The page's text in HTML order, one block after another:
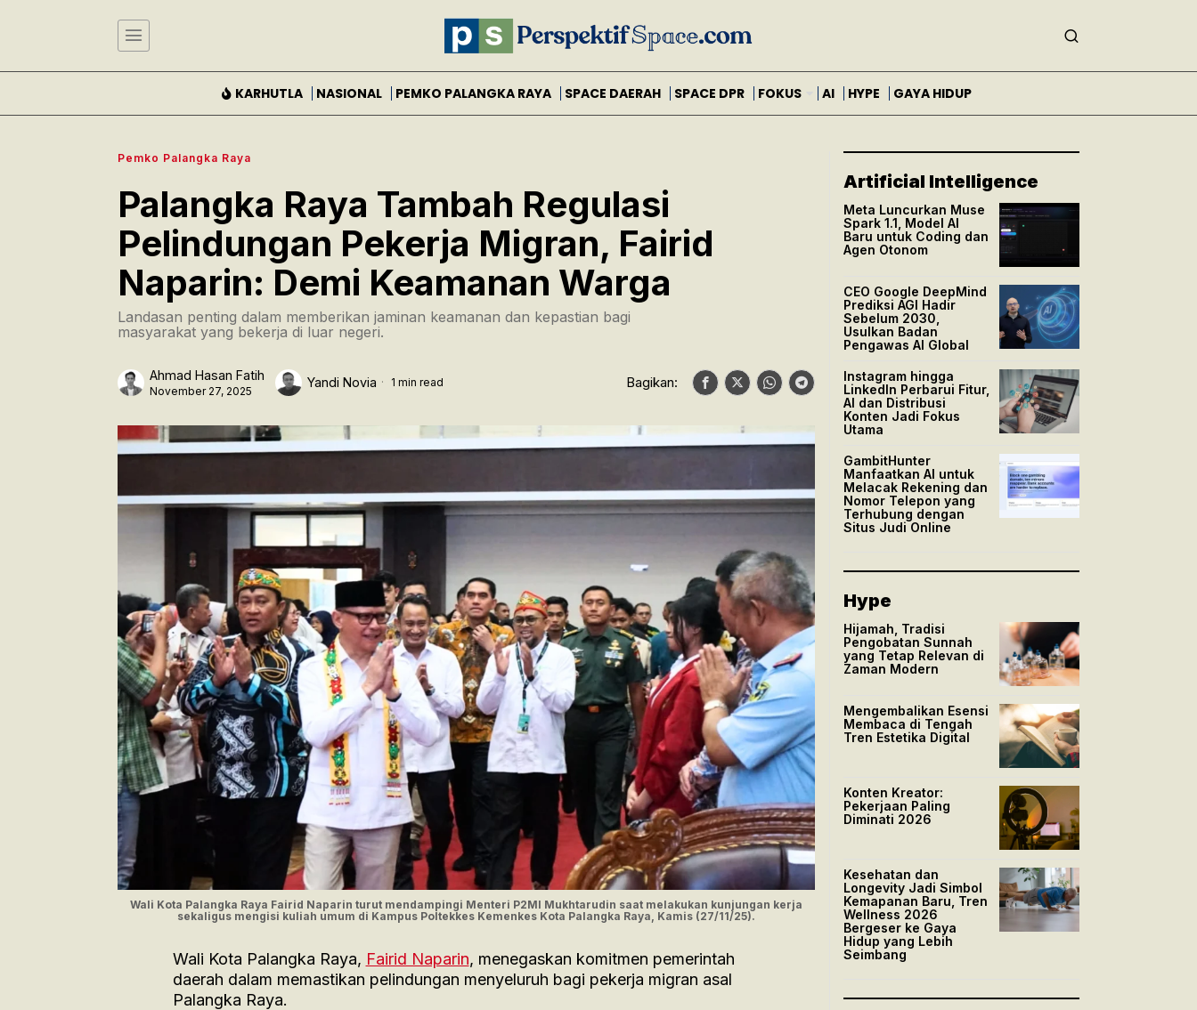
KARHUTLA NASIONAL PEMKO PALANGKA RAYA SPACE DAERAH SPACE DPR FOKUS AI HYPE GAYA HIDUP
Pemko Palangka Raya
Palangka Raya Tambah Regulasi
Pelindungan Pekerja Migran, Fairid
Naparin: Demi Keamanan Warga
Landasan penting dalam memberikan jaminan keamanan dan kepastian bagi
masyarakat yang bekerja di luar negeri.
Ahmad Hasan Fatih
November 27, 2025
Yandi Novia 1 min read Bagikan:
Wali Kota Palangka Raya Fairid Naparin turut mendampingi Menteri P2MI Mukhtarudin saat melakukan kunjungan kerja
sekaligus mengisi kuliah umum di Kampus Poltekkes Kemenkes Kota Palangka Raya, Kamis (27/11/25).
Wali Kota Palangka Raya, Fairid Naparin, menegaskan komitmen pemerintah
daerah dalam memastikan pelindungan menyeluruh bagi pekerja migran asal
Palangka Raya.
Artificial Intelligence
Meta Luncurkan Muse
Spark 1.1, Model AI
Baru untuk Coding dan
Agen Otonom
CEO Google DeepMind
Prediksi AGI Hadir
Sebelum 2030,
Usulkan Badan
Pengawas AI Global
Instagram hingga
LinkedIn Perbarui Fitur,
AI dan Distribusi
Konten Jadi Fokus
Utama
GambitHunter
Manfaatkan AI untuk
Melacak Rekening dan
Nomor Telepon yang
Terhubung dengan
Situs Judi Online
Hype
Hijamah, Tradisi
Pengobatan Sunnah
yang Tetap Relevan di
Zaman Modern
Mengembalikan Esensi
Membaca di Tengah
Tren Estetika Digital
Konten Kreator:
Pekerjaan Paling
Diminati 2026
Kesehatan dan
Longevity Jadi Simbol
Kemapanan Baru, Tren
Wellness 2026
Bergeser ke Gaya
Hidup yang Lebih
Seimbang